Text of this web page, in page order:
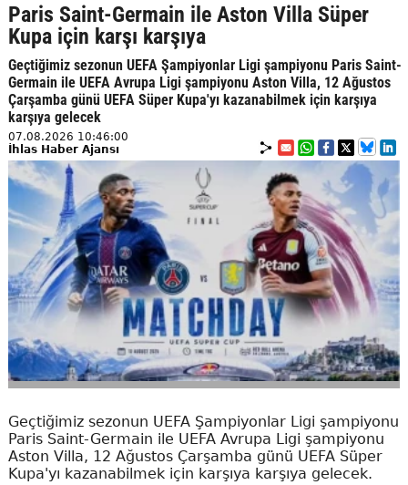
Paris Saint-Germain ile Aston Villa Süper
Kupa için karşı karşıya
Geçtiğimiz sezonun UEFA Şampiyonlar Ligi şampiyonu Paris Saint-
Germain ile UEFA Avrupa Ligi şampiyonu Aston Villa, 12 Ağustos
Çarşamba günü UEFA Süper Kupa'yı kazanabilmek için karşıya
karşıya gelecek
07.08.2026 10:46:00
İhlas Haber Ajansı
Geçtiğimiz sezonun UEFA Şampiyonlar Ligi şampiyonu
Paris Saint-Germain ile UEFA Avrupa Ligi şampiyonu
Aston Villa, 12 Ağustos Çarşamba günü UEFA Süper
Kupa'yı kazanabilmek için karşıya karşıya gelecek.